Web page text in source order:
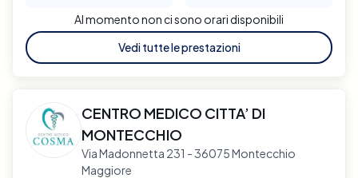
Al momento non ci sono orari disponibili
Vedi tutte le prestazioni
CENTRO MEDICO CITTA’ DI
MONTECCHIO
Via Madonnetta 231 - 36075 Montecchio
Maggiore